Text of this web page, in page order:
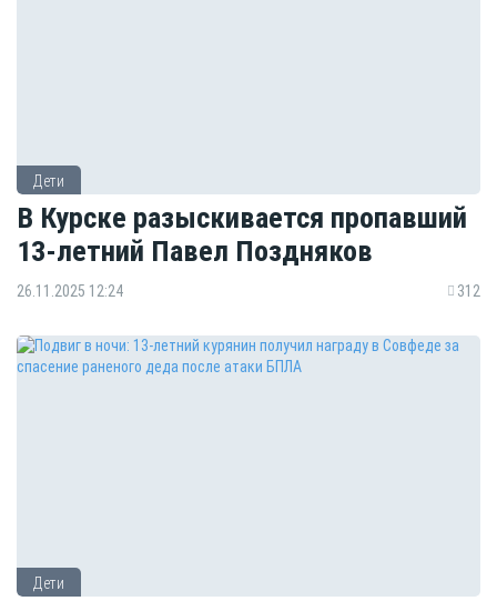
Дети
В Курске разыскивается пропавший
13-летний Павел Поздняков
26.11.2025 12:24 312
Дети